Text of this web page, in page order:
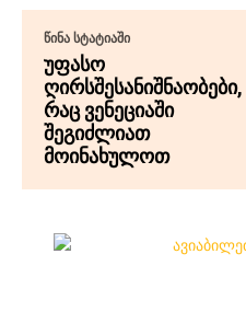
ᲬᲘᲜᲐ ᲡᲢᲐᲢᲘᲐᲨᲘ
უფასო
ღირსშესანიშნაობები,
რაც ვენეციაში
შეგიძლიათ
მოინახულოთ